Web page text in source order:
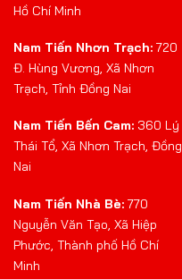
Hồ Chí Minh
Nam Tiến Nhơn Trạch: 720
Đ. Hùng Vương, Xã Nhơn
Trạch, Tỉnh Đồng Nai
Nam Tiến Bến Cam: 360 Lý
Thái Tổ, Xã Nhơn Trạch, Đồng
Nai
Nam Tiến Nhà Bè: 770
Nguyễn Văn Tạo, Xã Hiệp
Phước, Thành phố Hồ Chí
Minh